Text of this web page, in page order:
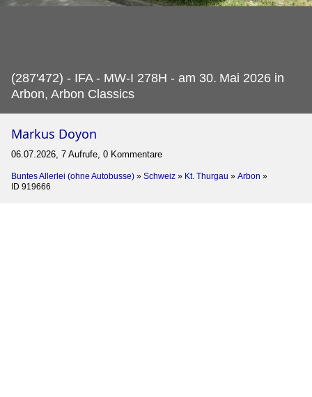
(287'472) - IFA - MW-I 278H - am 30. Mai 2026 in
Arbon, Arbon Classics
Markus Doyon
06.07.2026, 7 Aufrufe, 0 Kommentare
Buntes Allerlei (ohne Autobusse) » Schweiz » Kt. Thurgau » Arbon »
ID 919666